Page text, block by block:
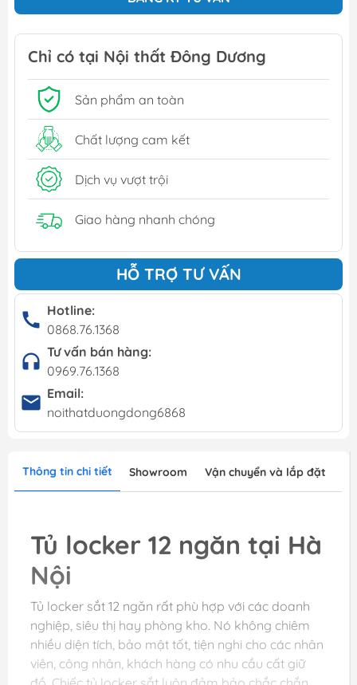
Chỉ có tại Nội thất Đông Dương
Sản phẩm an toàn
Chất lượng cam kết
Dịch vụ vượt trội
Giao hàng nhanh chóng
HỖ TRỢ TƯ VẤN
Hotline:
0868.76.1368
Tư vấn bán hàng:
0969.76.1368
Email:
noithatduongdong6868
Thông tin chi tiết Showroom Vận chuyển và lắp đặt
Tủ locker 12 ngăn tại Hà
Nội
Tủ locker sắt 12 ngăn rất phù hợp với các doanh
nghiệp, siêu thị hay phòng kho. Nó không chiêm
nhiều diện tích, bảo mật tốt, tiện nghi cho các nhân
viên, công nhân, khách hàng có nhu cầu cất giữ